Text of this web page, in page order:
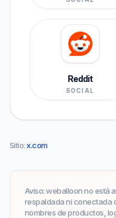
Reddit
SOCIAL
Sitio:x.com
Aviso:weballoon no está
respaldada ni conectada
nombres de productos,